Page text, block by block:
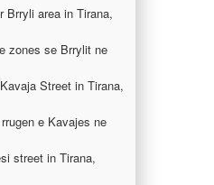
Brryli area in Tirana,
zones se Brrylit ne
Street in Tirana,
e Kavajes ne
street in Tirana,